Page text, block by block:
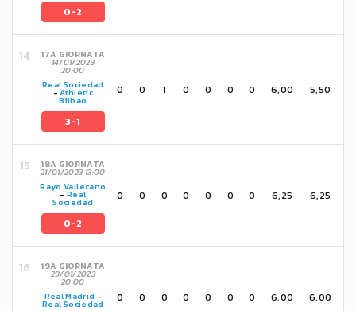
0-2
17A GIORNATA
14/01/2023
20:00
Real Sociedad
-Athletic
Bilbao
3-1
0 0 1 0 0 0 0 6,00 5,50
18A GIORNATA
21/01/2023 13:00
Rayo Vallecano
- Real
Sociedad
0-2
0 0 0 0 0 0 0 6,25 6,25
19A GIORNATA
29/01/2023
20:00
Real Madrid -
Real Sociedad 0 0 0 0 0 0 0 6,00 6,00